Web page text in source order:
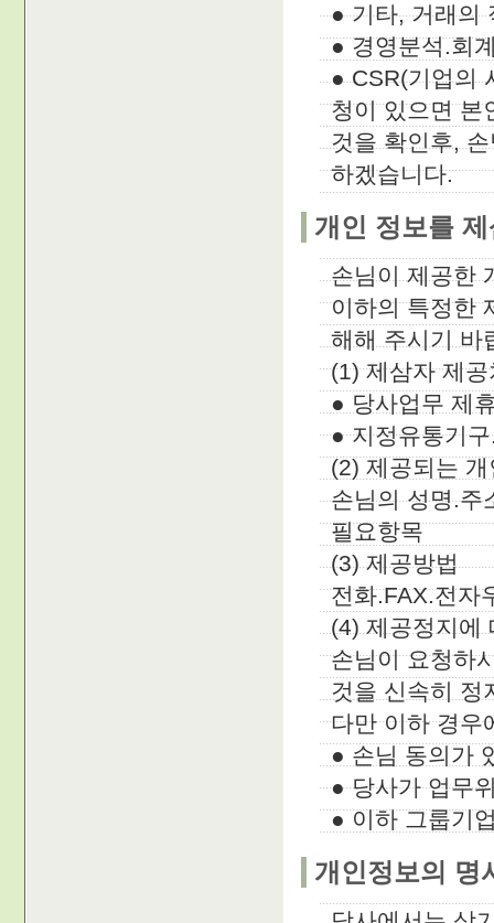
● 기타, 거래의
● 경영분석.회
● CSR(기업의
청이 있으면 본
것을 확인후,
하겠습니다.
개인 정보를
손님이 제공한
이하의 특정한
해해 주시기 바
(1) 제삼자 제공
● 당사업무 제
● 지정유통기
(2) 제공되는
손님의 성명.주
필요항목
(3) 제공방법
전화.FAX.전자
(4) 제공정지에
손님이 요청하
것을 신속히 정
다만 이하 경우
● 손님 동의가
● 당사가 업무
● 이하 그룹기
개인정보의 명